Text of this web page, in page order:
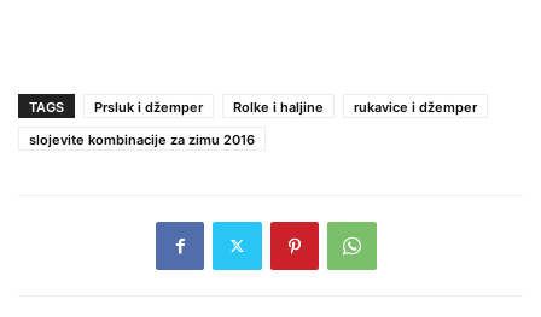
TAGS Prsluk i džemper Rolke i haljine
rukavice i džemper
slojevite kombinacije za zimu 2016